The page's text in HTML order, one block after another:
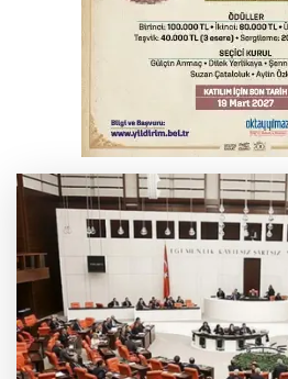
Osmangazi’de
Serbest piyasada